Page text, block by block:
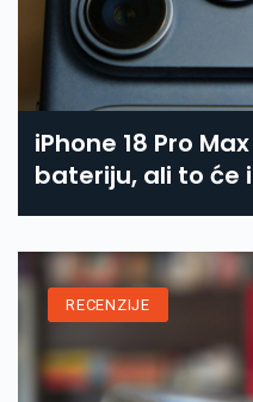
iPhone 18 Pro
bateriju, ali to će
RECENZIJE